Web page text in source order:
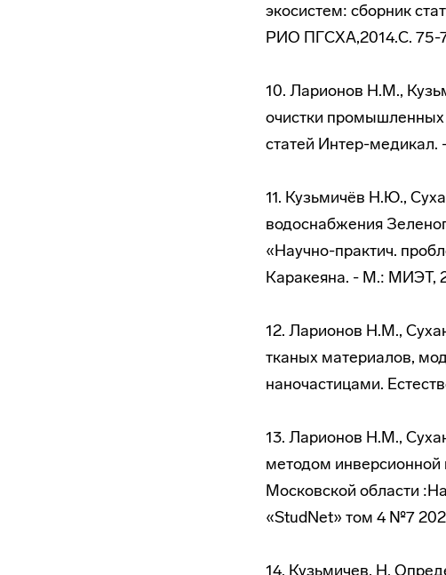
экосистем: сборник
РИО ПГСХА,2014.С. 75-
10. Ларионов Н.М.,
очистки
статей Интер-
11. Кузьмичёв Н.Ю.,
водоснабжения
«Научно-практич.
Каракеяна. - М.: МИЭТ,
12. Ларионов Н.М.,
тканых материалов,
наночастицами.
13. Ларионов Н.М.,
методом
Московской области
«StudNet» том 4 №7
14. Кузьмичев, Н.